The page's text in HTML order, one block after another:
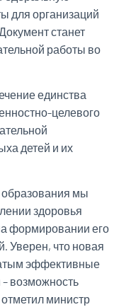
для организаций
станет
работы во
единства
целевого
детей и их
образования мы
здоровья
формировании его
Уверен, что новая
эффективные
возможность
отметил министр